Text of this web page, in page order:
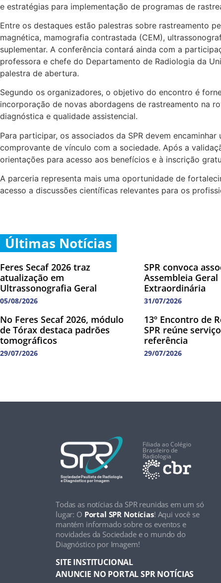
e estratégias para implementação de programas de
Entre os destaques estão palestras sobre rastreamento
magnética, mamografia contrastada (CEM),
suplementar. A conferência contará ainda com a
professora e chefe do Departamento de Radiologia da
palestra de abertura.
Segundo os organizadores, o objetivo do encontro é
incorporação de novas abordagens de rastreamento na
diagnóstica e qualidade assistencial.
Para participar, os associados da SPR devem encaminhar
comprovante de vínculo com a sociedade. Após a
orientações para acesso aos benefícios e à inscrição
A parceria representa mais uma oportunidade de
acesso a discussões científicas relevantes para os
Últimas Notícias
Feres Secaf 2026 traz
atualização em
Ultrassonografia Geral
05/08/2026
SPR convoca
Assembleia Geral
Extraordinária
31/07/2026
No Feres Secaf 2026, módulo
de Tórax destaca padrões
tomográficos
29/07/2026
13º Encontro de
SPR reúne
referência
29/07/2026
Filiada ao Colégio
Brasileiro de
Radiologia
Todas as notícias da SPR reunidas em um só
lugar: O Portal SPR Notícias! Aqui você se
mantém informado sobre os eventos e
novidades da Sociedade e o mundo do
Diagnóstico por Imagem!
SITE INSTITUCIONAL
ANUNCIE NO PORTAL SPR NOTÍCIAS